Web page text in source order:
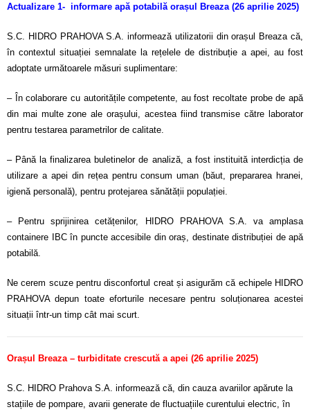
Actualizare 1- informare apă potabilă orașul Breaza (26 aprilie 2025)
S.C. HIDRO PRAHOVA S.A. informează utilizatorii din orașul Breaza că,
în contextul situației semnalate la rețelele de distribuție a apei, au fost
adoptate următoarele măsuri suplimentare:
– În colaborare cu autoritățile competente, au fost recoltate probe de apă
din mai multe zone ale orașului, acestea fiind transmise către laborator
pentru testarea parametrilor de calitate.
– Până la finalizarea buletinelor de analiză, a fost instituită interdicția de
utilizare a apei din rețea pentru consum uman (băut, prepararea hranei,
igienă personală), pentru protejarea sănătății populației.
– Pentru sprijinirea cetățenilor, HIDRO PRAHOVA S.A. va amplasa
containere IBC în puncte accesibile din oraș, destinate distribuției de apă
potabilă.
Ne cerem scuze pentru disconfortul creat și asigurăm că echipele HIDRO
PRAHOVA depun toate eforturile necesare pentru soluționarea acestei
situații într-un timp cât mai scurt.
Orașul Breaza – turbiditate crescută a apei (26 aprilie 2025)
S.C. HIDRO Prahova S.A. informează că, din cauza avariilor apărute la
stațiile de pompare, avarii generate de fluctuațiile curentului electric, în